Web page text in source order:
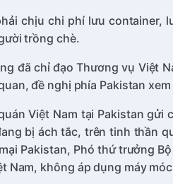
chịu chi phí lưu
trồng chè.
đã chỉ đạo Thương vụ Việt
đề nghị phía Pakistan
Việt Nam tại Pakistan
bị ách tắc, trên tinh thần
Pakistan, Phó thứ trưởng
không áp dụng máy